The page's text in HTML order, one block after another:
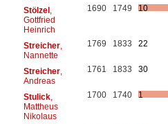
Stölzel,
Gottfried
Heinrich
1690 1749 10
Streicher,
Nannette
1769 1833 22
Streicher,
Andreas
1761 1833 30
Stulick,
Mattheus
Nikolaus
1700 1740 1